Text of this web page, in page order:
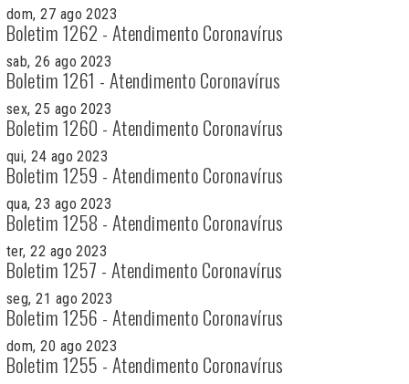
dom, 27 ago 2023
Boletim 1262 - Atendimento Coronavírus
sab, 26 ago 2023
Boletim 1261 - Atendimento Coronavírus
sex, 25 ago 2023
Boletim 1260 - Atendimento Coronavírus
qui, 24 ago 2023
Boletim 1259 - Atendimento Coronavírus
qua, 23 ago 2023
Boletim 1258 - Atendimento Coronavírus
ter, 22 ago 2023
Boletim 1257 - Atendimento Coronavírus
seg, 21 ago 2023
Boletim 1256 - Atendimento Coronavírus
dom, 20 ago 2023
Boletim 1255 - Atendimento Coronavírus